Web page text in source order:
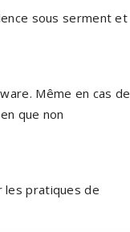
sous serment et
Même en cas de
que non
les pratiques de